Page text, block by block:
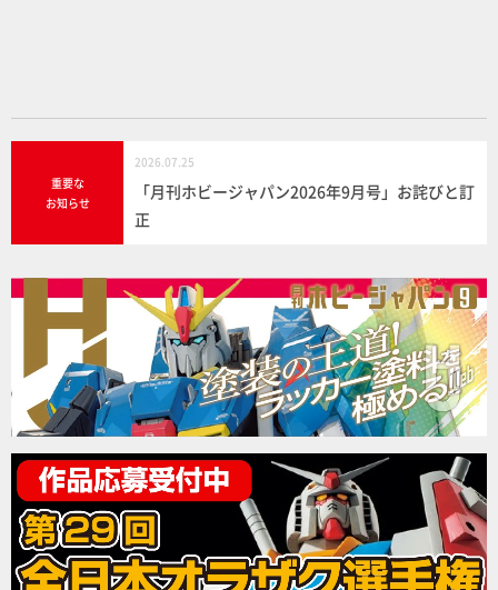
重要な
お知らせ
2026.07.25
「月刊ホビージャパン2026年9月号」お詫びと訂
正